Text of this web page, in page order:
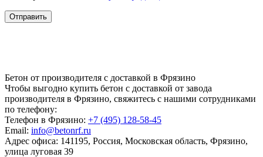
Бетон от производителя с доставкой в Фрязино
Чтобы выгодно купить бетон с доставкой от завода
производителя в Фрязино, свяжитесь с нашими сотрудниками
по телефону:
Телефон в Фрязино: +7 (495) 128-58-45
Email: info@betonrf.ru
Адрес офиса: 141195, Россия, Московская область, Фрязино,
улица луговая 39